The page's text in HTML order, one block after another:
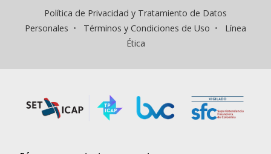
Política de Privacidad y Tratamiento de Datos
Personales • Términos y Condiciones de Uso • Línea
Ética